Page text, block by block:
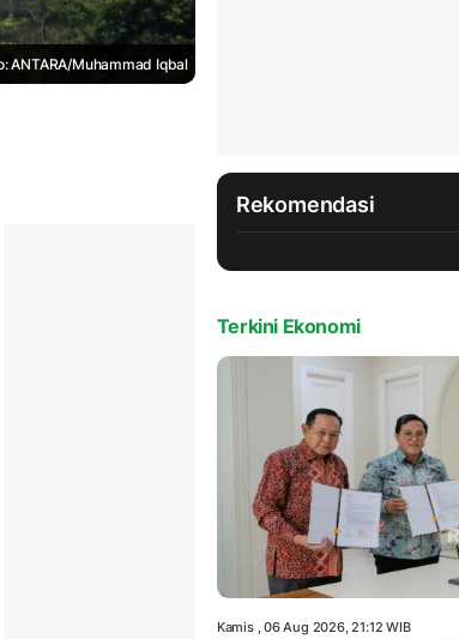
ANTARA/Muhammad Iqbal
Rekomendasi
Terkini Ekonomi
Kamis , 06 Aug 2026, 21:12 WIB